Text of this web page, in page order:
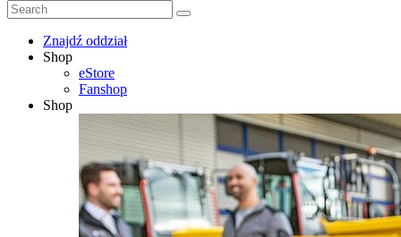
Znajdź oddział
Shop
eStore
Fanshop
Shop